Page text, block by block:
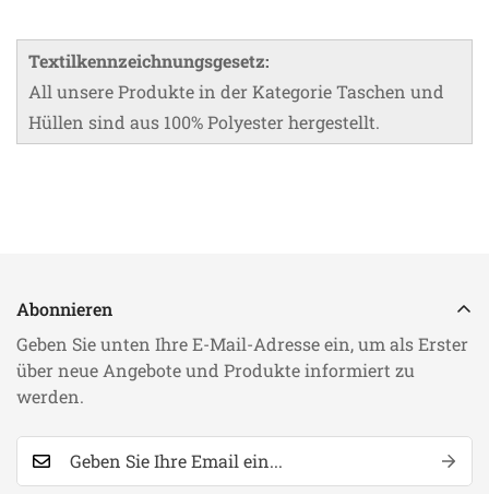
Textilkennzeichnungsgesetz:
All unsere Produkte in der Kategorie Taschen und
Hüllen sind aus 100% Polyester hergestellt.
Abonnieren
Geben Sie unten Ihre E-Mail-Adresse ein, um als Erster
über neue Angebote und Produkte informiert zu
werden.